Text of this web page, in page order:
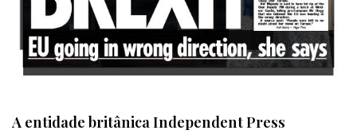
A entidade britânica Independent Press